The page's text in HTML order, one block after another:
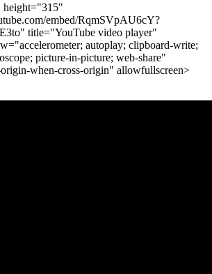
embed/RqmSVpAU6cY?
title="YouTube video player"
autoplay; clipboard-write;
picture-in-picture; web-share"
when-cross-origin" allowfullscreen>